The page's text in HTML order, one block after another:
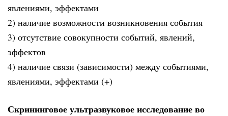
явлениями, эффектами
2) наличие возможности возникновения события
3) отсутствие совокупности событий, явлений,
эффектов
4) наличие связи (зависимости) между событиями,
явлениями, эффектами (+)
Скрининговое ультразвуковое исследование во